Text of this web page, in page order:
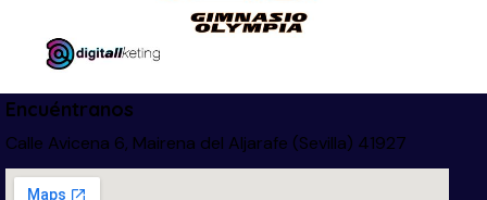
Encuéntranos
Calle Avicena 6, Mairena del Aljarafe (Sevilla) 41927